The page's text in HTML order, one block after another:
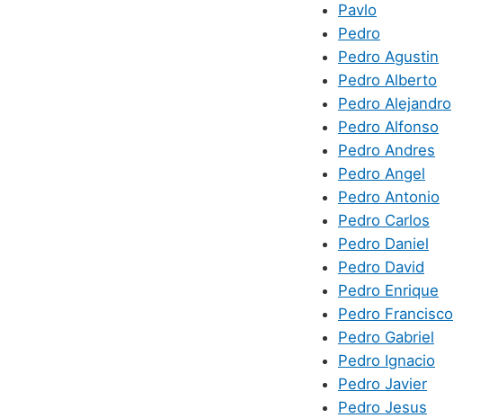
Pavlo
Pedro
Pedro Agustin
Pedro Alberto
Pedro Alejandro
Pedro Alfonso
Pedro Andres
Pedro Angel
Pedro Antonio
Pedro Carlos
Pedro Daniel
Pedro David
Pedro Enrique
Pedro Francisco
Pedro Gabriel
Pedro Ignacio
Pedro Javier
Pedro Jesus